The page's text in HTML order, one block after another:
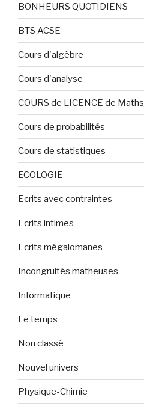
BONHEURS QUOTIDIENS
BTS ACSE
Cours d'algèbre
Cours d'analyse
COURS de LICENCE de Maths
Cours de probabilités
Cours de statistiques
ECOLOGIE
Ecrits avec contraintes
Ecrits intimes
Ecrits mégalomanes
Incongruités matheuses
Informatique
Le temps
Non classé
Nouvel univers
Physique-Chimie